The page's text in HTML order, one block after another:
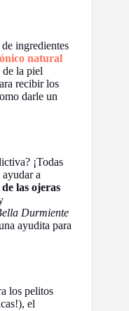
ingredientes
natural
la piel
recibir los
darle un
¡Todas
a
las ojeras
Durmiente
ayudita para
los pelitos
el